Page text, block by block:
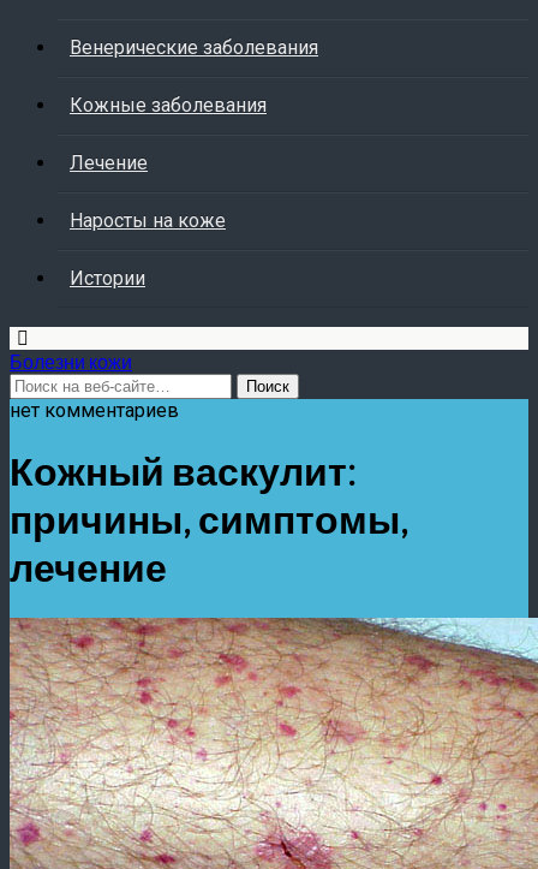
Венерические заболевания
Кожные заболевания
Лечение
Наросты на коже
Истории
Болезни кожи
нет комментариев
Кожный васкулит:
причины, симптомы,
лечение